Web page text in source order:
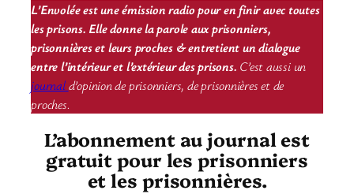
L’Envolée est une émission radio pour en finir avec toutes
les prisons. Elle donne la parole aux prisonniers,
prisonnières et leurs proches & entretient un dialogue
entre l’intérieur et l’extérieur des prisons. C’est aussi un
journald’opinion de prisonniers, de prisonnières et de
proches.
L’abonnement au journal est
gratuit pour les prisonniers
et les prisonnières.